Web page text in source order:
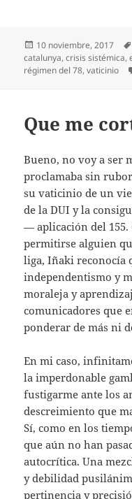
Publicado
el
10 noviembre, 2017
catalunya,crisis sistémica,
régimen del 78,vaticinio
Que me
Bueno, no voy a ser
proclamaba sin
su vaticinio de un
de la DUI y la
— aplicación del 155.
permitirse alguien
liga, Iñaki reconocía
independentismo y
moraleja y
comunicadores que
ponderar de más ni
En mi caso,
la imperdonable
fustigarme ante los
descreimiento que
Sí, como en los
que aún no han
autocrítica. Una
y debilidad
pertinencia y